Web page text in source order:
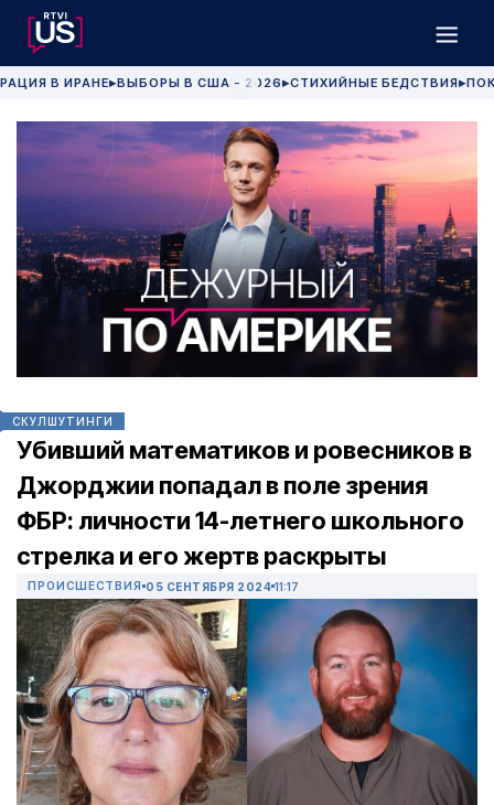
В ИРАНЕ▶ВЫБОРЫ В США - 2026 ▶СТИХИЙНЫЕ БЕДСТВИЯ▶
СКУЛШУТИНГИ
Убивший математиков и ровесников в
Джорджии попадал в поле зрения
ФБР: личности 14-летнего школьного
стрелка и его жертв раскрыты
ПРОИСШЕСТВИЯ 05 СЕНТЯБРЯ 2024 11:17